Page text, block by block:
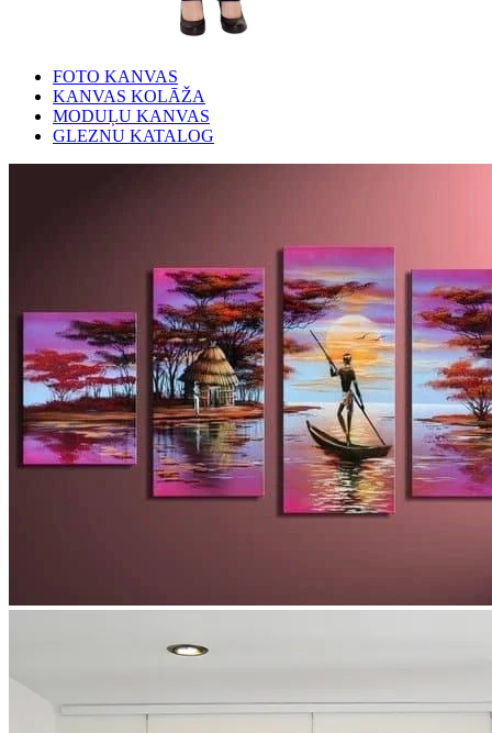
FOTO KANVAS
KANVAS KOLĀŽA
MODUĻU KANVAS
GLEZNU KATALOG